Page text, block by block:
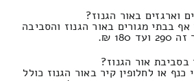
וארגזים באור הגנוז?
בבתי מגורים באור הגנוז והסביבה
₪.
אור הגנוז?
כנף או לחלופין קיר באור הגנוז כולל